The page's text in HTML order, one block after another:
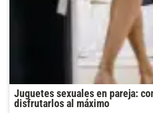
Juguetes sexuales en pareja:
disfrutarlos al máximo